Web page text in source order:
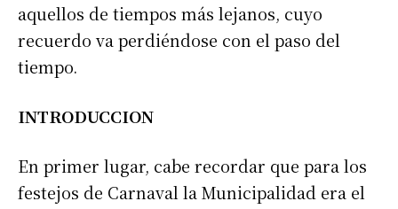
aquellos de tiempos más lejanos, cuyo
recuerdo va perdiéndose con el paso del
tiempo.
INTRODUCCION
En primer lugar, cabe recordar que para los
festejos de Carnaval la Municipalidad era el